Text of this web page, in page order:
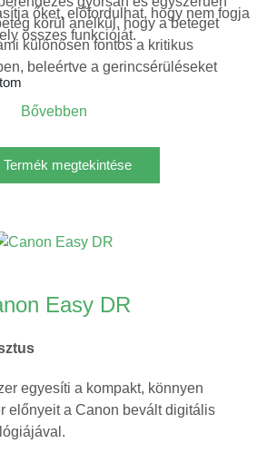
körül anélkül, hogy a beteget
különösen fontos a kritikus
beleértve a gerincsérüléseket
Termék megtekintése
Easy DR
egyesíti a kompakt, könnyen
előnyeit a Canon bevált digitális
őket, előfordulhat, hogy nem fogja
összes funkcióját.
Bővebben